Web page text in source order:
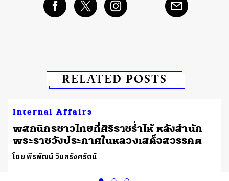
RELATED POSTS
Internal Affairs
พสกนิกรชาวไทยที่ศิริราชร่ำไห้ หลังสำนัก
พระราชวังประกาศในหลวงเสด็จสวรรคต
โดย พีรพัฒน์ วิมลรังครัตน์